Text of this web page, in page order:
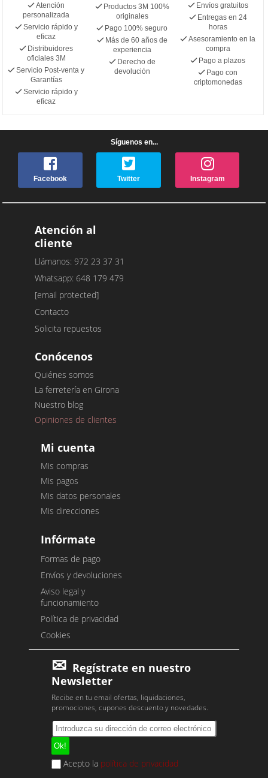
Atención
personalizada
Servicio rápido y
eficaz
Distribuidores
oficiales 3M
Servicio Post-venta y
Garantías
Servicio rápido y
eficaz
Productos 3M 100%
originales
Pago 100% seguro
Más de 60 años de
experiencia
Derecho de
devolución
Envíos gratuitos
Entregas en 24
horas
Asesoramiento en la
compra
Pago a plazos
Pago con
criptomonedas
Síguenos en...
Facebook Twitter Instagram
Atención al
cliente
Llámanos: 972 23 37 31
Whatsapp: 648 179 479
[email protected]
Contacto
Solicita repuestos
Conócenos
Quiénes somos
La ferretería en Girona
Nuestro blog
Opiniones de clientes
Mi cuenta
Mis compras
Mis pagos
Mis datos personales
Mis direcciones
Infórmate
Formas de pago
Envíos y devoluciones
Aviso legal y
funcionamiento
Política de privacidad
Cookies
Regístrate en nuestro
Newsletter
Recibe en tu email ofertas, liquidaciones,
promociones, cupones descuento y novedades.
Acepto la política de privacidad